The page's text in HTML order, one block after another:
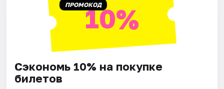
ПРОМОКОД10%
Сэкономь 10% на покупке
билетов